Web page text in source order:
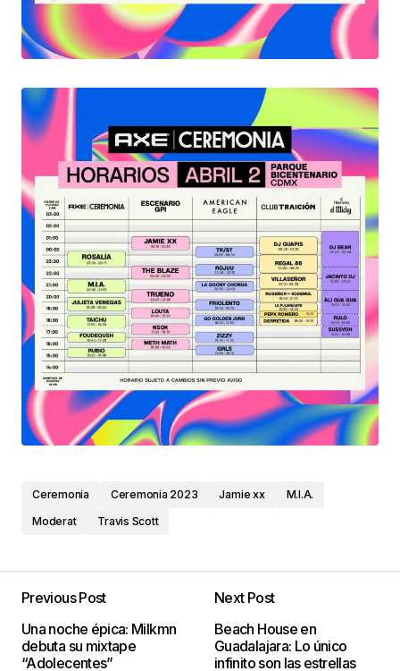
Ceremonia Ceremonia 2023 Jamie xx
M.I.A.
Moderat
Travis Scott
Previous Post
Una noche épica: Milkmn
debuta su mixtape
“Adolecentes”
Next Post
Beach House en
Guadalajara: Lo único
infinito son las estrellas